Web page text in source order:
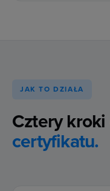
JAK TO DZIAŁA
Cztery kroki
certyfikatu.